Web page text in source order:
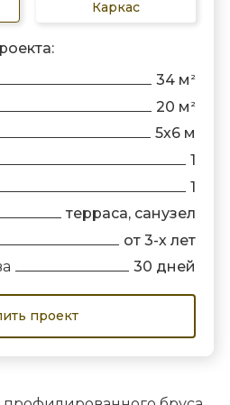
Каркас
34 м 2
20 м 2
5х6 м
1
1
терраса, санузел
от 3-х лет
30 дней
проект